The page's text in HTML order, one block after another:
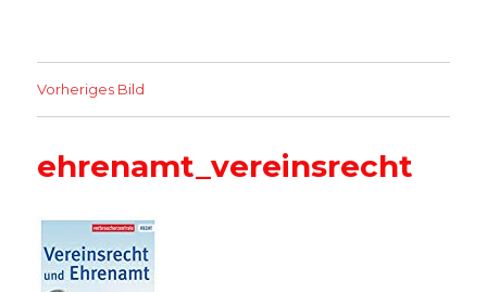
Vorheriges Bild
ehrenamt_vereinsrecht